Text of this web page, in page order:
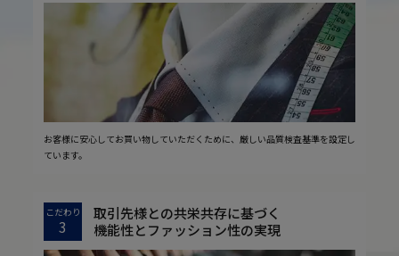
お客様に安心してお買い物していただくために、厳しい品質検査基準を設定し
ています。
こだわり
3
取引先様との共栄共存に基づく
機能性とファッション性の実現